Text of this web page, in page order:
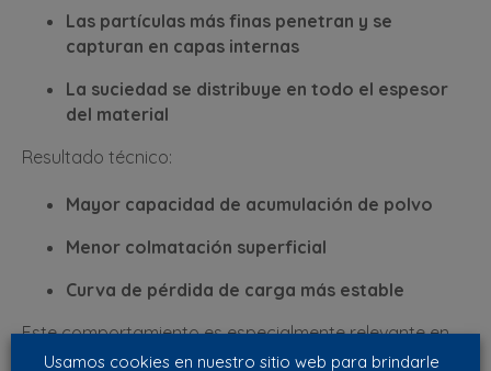
Las partículas más finas penetran y se
capturan en capas internas
La suciedad se distribuye en todo el espesor
del material
Resultado técnico:
Mayor capacidad de acumulación de polvo
Menor colmatación superficial
Curva de pérdida de carga más estable
Este comportamiento es especialmente relevante en
sistemas que trabajan de forma continua o con
Usamos cookies en nuestro sitio web para brindarle